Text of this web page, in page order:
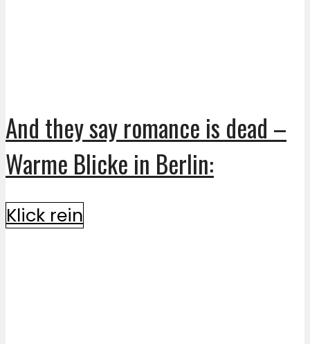
And they say romance is dead –
Warme Blicke in Berlin:
Klick rein